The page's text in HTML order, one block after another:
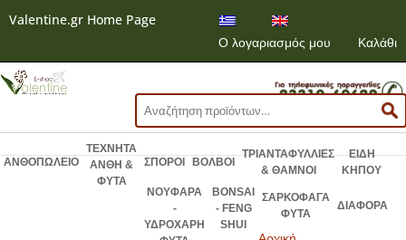
Valentine.gr Home Page
Ο λογαριασμός μου
Καλάθι
Αναζήτηση
για:
ΑΝΘΟΠΩΛΕΙΟ
ΤΕΧΝΗΤΑ
ΑΝΘΗ &
ΦΥΤΑ
ΣΠΟΡΟΙ ΒΟΛΒΟΙ
ΤΡΙΑΝΤΑΦΥΛΛΙΕΣ
& ΘΑΜΝΟΙ
ΕΙΔΗ
ΚΗΠΟΥ
ΝΟΥΦΑΡΑ
-
ΥΔΡΟΧΑΡΗ
BONSAI
- FENG
SHUI
ΣΑΡΚΟΦΑΓΑ
ΦΥΤΑ
ΔΙΑΦΟΡΑ